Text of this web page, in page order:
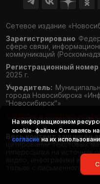
Сетевое издание
Зарегистрировано
сфере связи,
коммуникаций
Регистрационный номер
2025 г.
Учредитель:
города Новосибирска
"Новосибирск"»
Весь контент защищён
цитировании текстовых
гиперссылка на источник
видео, инфографики и
только с письменного
На информационном
cookie-файлы. Оставаясь
согласие на их